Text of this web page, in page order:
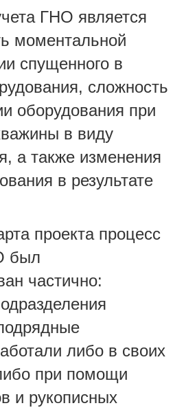
ГНО является
моментальной
спущенного в
сложность
оборудования при
в виду
а также изменения
в результате
проекта процесс
был
частично:
либо в своих
при помощи
и рукописных